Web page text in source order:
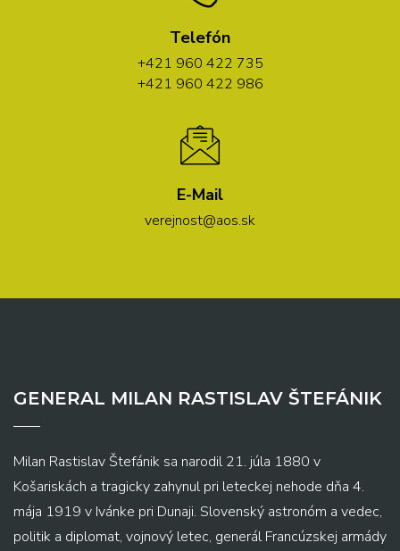
Telefón
+421 960 422 735
+421 960 422 986
E-Mail
verejnost@aos.sk
GENERAL MILAN RASTISLAV ŠTEFÁNIK
Milan Rastislav Štefánik sa narodil 21. júla 1880 v
Košariskách a tragicky zahynul pri leteckej nehode dňa 4.
mája 1919 v Ivánke pri Dunaji. Slovenský astronóm a vedec,
politik a diplomat, vojnový letec, generál Francúzskej armády